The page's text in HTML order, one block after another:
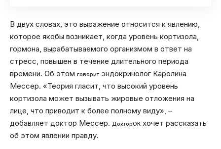
В двух словах, это выражение относится к явлению,
которое якобы возникает, когда уровень кортизола,
гормона, вырабатываемого организмом в ответ на
стресс, повышен в течение длительного периода
времени. Об этом говорит эндокринолог Каролина
Мессер. «Теория гласит, что высокий уровень
кортизола может вызывать жировые отложения на
лице, что приводит к более полному виду», –
добавляет доктор Мессер. ДокторОК хочет рассказать
об этом явлении правду.